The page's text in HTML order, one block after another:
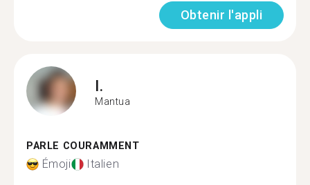
Obtenir l'appli
I.
Mantua
PARLE COURAMMENT
Émoji Italien